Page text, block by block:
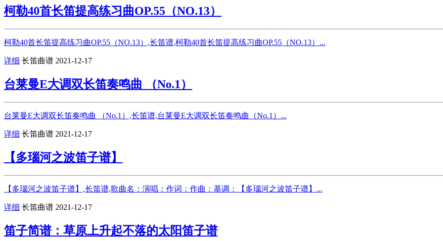
柯勒40首长笛提高练习曲OP.55（NO.13）
柯勒40首长笛提高练习曲OP.55（NO.13）,长笛谱,柯勒40首长笛提高练习曲OP.55（NO.13）...
详细 长笛曲谱 2021-12-17
台莱曼E大调双长笛奏鸣曲 （No.1）
台莱曼E大调双长笛奏鸣曲 （No.1）,长笛谱,台莱曼E大调双长笛奏鸣曲（No.1）...
详细 长笛曲谱 2021-12-17
【多瑙河之波笛子谱】
【多瑙河之波笛子谱】,长笛谱,歌曲名：演唱：作词：作曲：基调：【多瑙河之波笛子谱】...
详细 长笛曲谱 2021-12-17
笛子简谱：草原上升起不落的太阳笛子谱